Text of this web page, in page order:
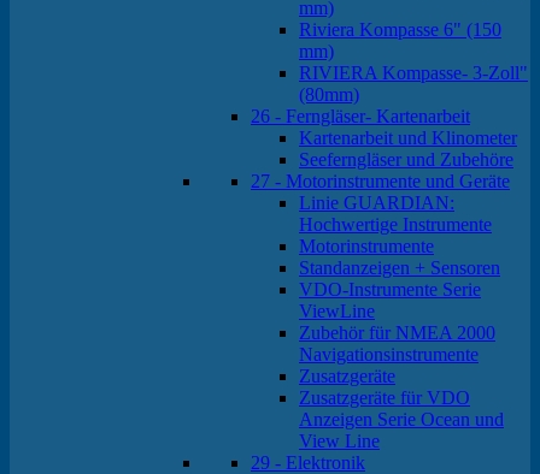
mm)
Riviera Kompasse 6" (150
mm)
RIVIERA Kompasse- 3-Zoll"
(80mm)
26 - Ferngläser- Kartenarbeit
Kartenarbeit und Klinometer
Seeferngläser und Zubehöre
27 - Motorinstrumente und Geräte
Linie GUARDIAN:
Hochwertige Instrumente
Motorinstrumente
Standanzeigen + Sensoren
VDO-Instrumente Serie
ViewLine
Zubehör für NMEA 2000
Navigationsinstrumente
Zusatzgeräte
Zusatzgeräte für VDO
Anzeigen Serie Ocean und
View Line
29 - Elektronik